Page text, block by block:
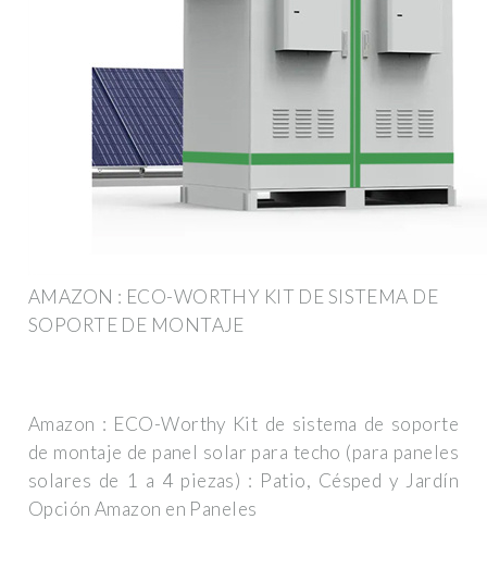
AMAZON : ECO-WORTHY KIT DE SISTEMA DE
SOPORTE DE MONTAJE
Amazon : ECO-Worthy Kit de sistema de soporte
de montaje de panel solar para techo (para paneles
solares de 1 a 4 piezas) : Patio, Césped y Jardín
Opción Amazon en Paneles